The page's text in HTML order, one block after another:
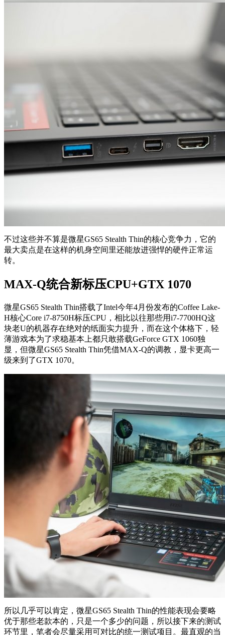
不过这些并不算是微星GS65 Stealth Thin的核心竞争力，它的
最大卖点是在这样的机身空间里还能放进强悍的硬件正常运
转。
MAX-Q统合新标压CPU+GTX 1070
微星GS65 Stealth Thin搭载了Intel今年4月份发布的Coffee Lake-
H核心Core i7-8750H标压CPU，相比以往那些用i7-7700HQ这
块老U的机器存在绝对的纸面实力提升，而在这个体格下，轻
薄游戏本为了求稳基本上都只敢搭载GeForce GTX 1060独
显，但微星GS65 Stealth Thin凭借MAX-Q的调教，显卡更高一
级来到了GTX 1070。
所以几乎可以肯定，微星GS65 Stealth Thin的性能表现会要略
优于那些老款本的，只是一个多少的问题，所以接下来的测试
环节里，笔者会尽量采用可对比的统一测试项目。最直观的当